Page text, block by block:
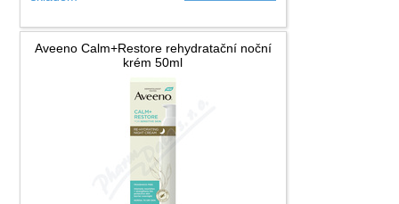
Aveeno Calm+Restore rehydratační noční
krém 50ml